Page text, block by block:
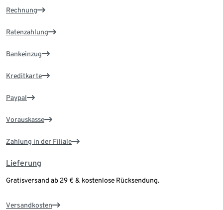
Rechnung
Ratenzahlung
Bankeinzug
Kreditkarte
Paypal
Vorauskasse
Zahlung in der Filiale
Lieferung
Gratisversand ab 29 € & kostenlose Rücksendung.
Versandkosten